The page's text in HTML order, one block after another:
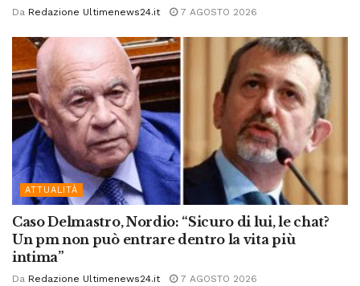
Da Redazione Ultimenews24.it 7 AGOSTO 2026
ATTUALITÀ
Caso Delmastro, Nordio: “Sicuro di lui, le chat?
Un pm non può entrare dentro la vita più
intima”
Da Redazione Ultimenews24.it 7 AGOSTO 2026